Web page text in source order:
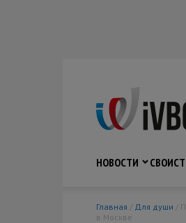
НОВОСТИ
СВО
Главная / Для души
в Москве